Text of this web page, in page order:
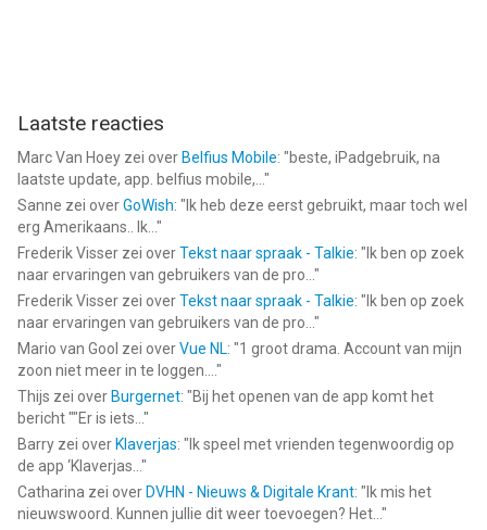
Laatste reacties
Marc Van Hoey zei over Belfius Mobile: "beste, iPadgebruik, na
laatste update, app. belfius mobile,... "
Sanne zei overGoWish: " Ik heb deze eerst gebruikt, maar toch wel
erg Amerikaans.. Ik... "
Frederik Visser zei overTekst naar spraak - Talkie: " Ik ben op zoek
naar ervaringen van gebruikers van de pro... "
Frederik Visser zei overTekst naar spraak - Talkie: " Ik ben op zoek
naar ervaringen van gebruikers van de pro... "
Mario van Gool zei overVue NL: "1 groot drama. Account van mijn
zoon niet meer in te loggen.... "
Thijs zei over Burgernet: "Bij het openen van de app komt het
bericht ""Er is iets... "
Barry zei over Klaverjas: " Ik speel met vrienden tegenwoordig op
de app ‘Klaverjas... "
Catharina zei over DVHN - Nieuws & Digitale Krant: " Ik mis het
nieuwswoord. Kunnen jullie dit weer toevoegen? Het... "